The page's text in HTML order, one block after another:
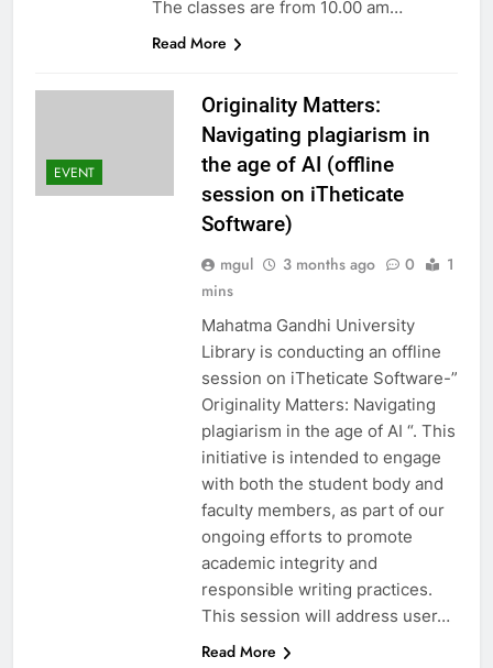
The classes are from 10.00 am…
Read More
EVENT
Originality Matters:
Navigating plagiarism in
the age of AI (offline
session on iTheticate
Software)
mgul 3 months ago 0
1
mins
Mahatma Gandhi University
Library is conducting an offline
session on iTheticate Software-”
Originality Matters: Navigating
plagiarism in the age of AI “. This
initiative is intended to engage
with both the student body and
faculty members, as part of our
ongoing efforts to promote
academic integrity and
responsible writing practices.
This session will address user…
Read More